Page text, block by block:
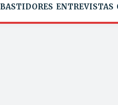
BASTIDORES ENTREVISTAS